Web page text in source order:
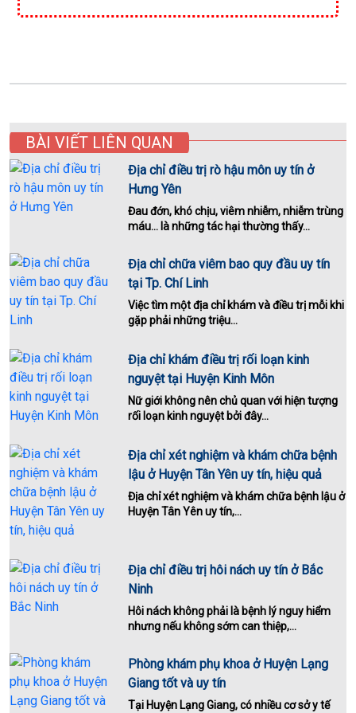
BÀI VIẾT LIÊN QUAN
Địa chỉ điều trị rò hậu môn uy tín ở
Hưng Yên
Đau đớn, khó chịu, viêm nhiễm, nhiễm trùng
máu... là những tác hại thường thấy...
Địa chỉ chữa viêm bao quy đầu uy tín
tại Tp. Chí Linh
Việc tìm một địa chỉ khám và điều trị mỗi khi
gặp phải những triệu...
Địa chỉ khám điều trị rối loạn kinh
nguyệt tại Huyện Kinh Môn
Nữ giới không nên chủ quan với hiện tượng
rối loạn kinh nguyệt bởi đây...
Địa chỉ xét nghiệm và khám chữa bệnh
lậu ở Huyện Tân Yên uy tín, hiệu quả
Địa chỉ xét nghiệm và khám chữa bệnh lậu ở
Huyện Tân Yên uy tín,...
Địa chỉ điều trị hôi nách uy tín ở Bắc
Ninh
Hôi nách không phải là bệnh lý nguy hiểm
nhưng nếu không sớm can thiệp,...
Phòng khám phụ khoa ở Huyện Lạng
Giang tốt và uy tín
Tại Huyện Lạng Giang, có nhiều cơ sở y tế